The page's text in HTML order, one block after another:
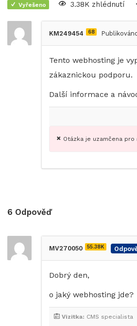
Vyřešeno 3.38K zhlédnutí
KM249454 68
Tento webhosting je
zákaznickou podporu.
Další informace a
Otázka je uzamčena pro
6 Odpověď
MV270050 55.38K
Dobrý den,
o jaký webhosting jde?
Vizitka: CMS specialista